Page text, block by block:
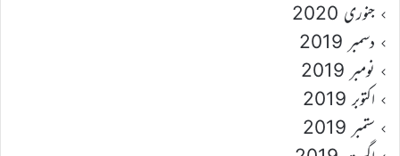
جنوری 2020
دسمبر 2019
نومبر 2019
اکتوبر 2019
ستمبر 2019